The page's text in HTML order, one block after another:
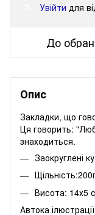
Увійти для
До
Опис
Закладки, що
Ця говорить:
знаходиться.
Заокруглені
Висота: 14х5
Автока